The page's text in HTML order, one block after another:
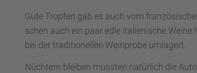
Gute Tropfen gab es auch vom
schen auch ein paar edle italie­ni­sche
bei der tradi­tio­nel­len Weinprobe umlagert.
Nüchtern bleiben mussten natür­lich die